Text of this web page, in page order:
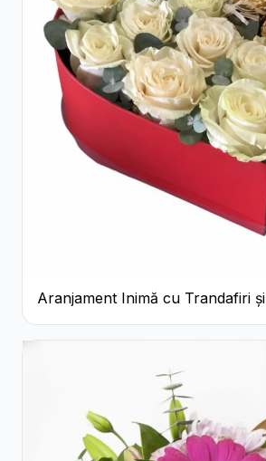
Aranjament Inimă cu Trandafiri și
Praline Ferrero